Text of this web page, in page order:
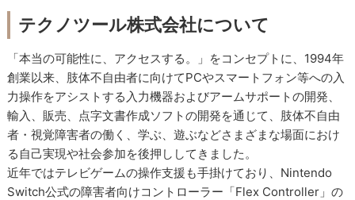
テクノツール株式会社について
「本当の可能性に、アクセスする。」をコンセプトに、1994年
創業以来、肢体不自由者に向けてPCやスマートフォン等への入
力操作をアシストする入力機器およびアームサポートの開発、
輸入、販売、点字文書作成ソフトの開発を通じて、肢体不自由
者・視覚障害者の働く、学ぶ、遊ぶなどさまざまな場面におけ
る自己実現や社会参加を後押ししてきました。
近年ではテレビゲームの操作支援も手掛けており、Nintendo
Switch公式の障害者向けコントローラー「Flex Controller」の